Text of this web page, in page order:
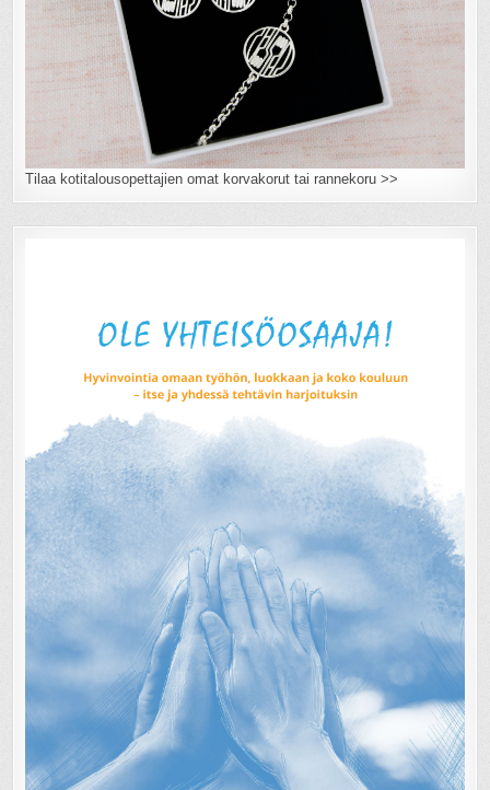
Tilaa kotitalousopettajien omat korvakorut tai rannekoru >>